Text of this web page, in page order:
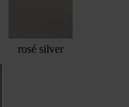
rosé silver